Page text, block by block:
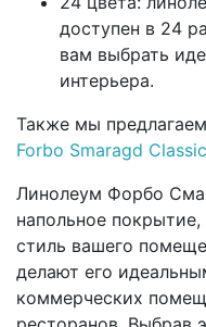
доступен в 24
вам выбрать
интерьера.
Также мы
Forbo Smaragd
Линолеум Форбо
напольное
стиль вашего
делают его
коммерческих